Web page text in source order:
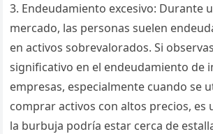
3. Endeudamiento excesivo: Durante
mercado, las personas suelen
en activos sobrevalorados. Si
significativo en el endeudamiento de
empresas, especialmente cuando se
comprar activos con altos precios, es
la burbuja podría estar cerca de